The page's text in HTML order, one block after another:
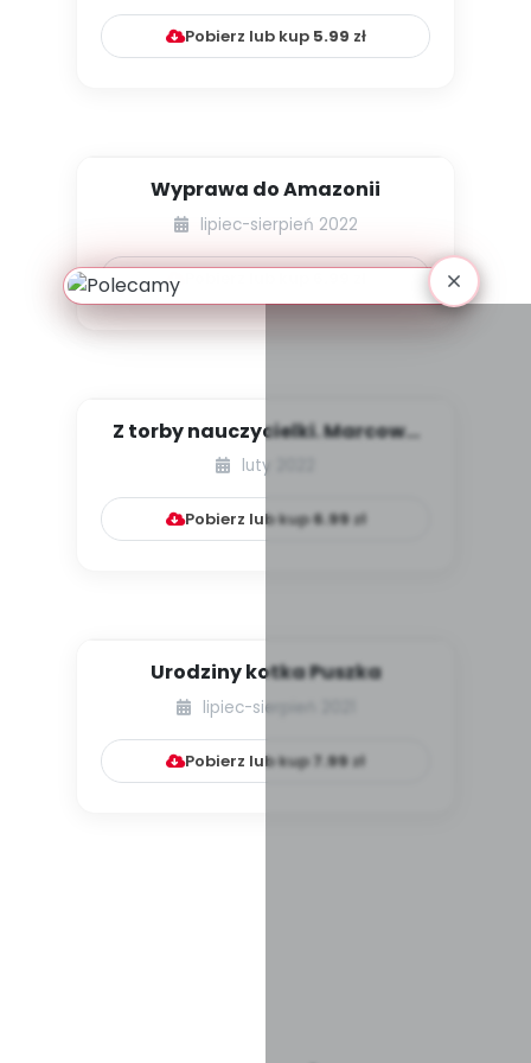
Pobierz lub kup 5.99 zł
Wyprawa do Amazonii
lipiec-sierpień 2022
Z torby nauczycielki. Marcowa
pogoda
luty 2022
Pobierz lub kup6.99zł
Urodziny kotka Puszka
lipiec-sierpień 2021
Pobierz lub kup 7.99zł